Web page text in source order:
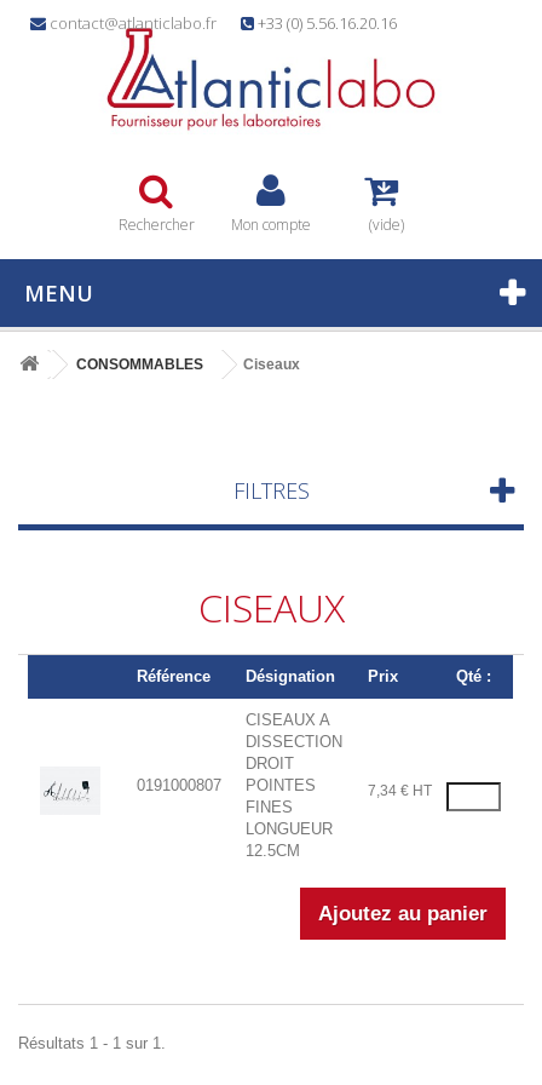
contact@atlanticlabo.fr +33 (0) 5.56.16.20.16
Rechercher Mon compte (vide)
MENU
CONSOMMABLES Ciseaux
FILTRES
CISEAUX
Référence Désignation Prix Qté :
0191000807
CISEAUX A
DISSECTION
DROIT
POINTES
FINES
LONGUEUR
12.5CM
7,34 € HT
Résultats 1 - 1 sur 1.